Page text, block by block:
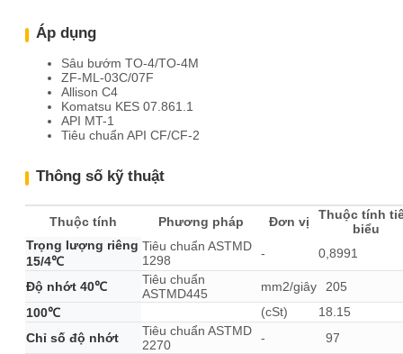
Áp dụng
Sâu bướm TO-4/TO-4M
ZF-ML-03C/07F
Allison C4
Komatsu KES 07.861.1
API MT-1
Tiêu chuẩn API CF/CF-2
Thông số kỹ thuật
Thuộc tính Phương pháp Đơn vị
Thuộc tính
biểu
Trọng lượng riêng
15/4℃
Tiêu chuẩn ASTMD
1298
- 0,8991
Độ nhớt 40℃
Tiêu chuẩn
ASTMD445
mm2/giây
205
100℃
(cSt)
18.15
Chỉ số độ nhớt
Tiêu chuẩn ASTMD
2270
- 97